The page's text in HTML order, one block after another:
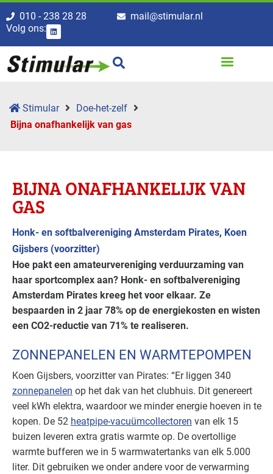
010 - 238 28 28
mail@stimular.nl
Volg ons:
Stimular
Doe-het-zelf
Bijna onafhankelijk van gas
BIJNA ONAFHANKELIJK VAN
GAS
Honk- en softbalvereniging Amsterdam Pirates, Koen
Gijsbers (voorzitter)
Hoe pakt een amateurvereniging verduurzaming van
haar sportcomplex aan? Honk- en softbalvereniging
Amsterdam Pirates kreeg het voor elkaar. Ze
bespaarden in 2 jaar 78% op de energiekosten en wisten
een CO2-reductie van 71% te realiseren.
ZONNEPANELEN EN WARMTEPOMPEN
Koen Gijsbers, voorzitter van Pirates: “Er liggen 340
zonnepanelen op het dak van het clubhuis. Dit genereert
veel kWh elektra, waardoor we minder energie hoeven in te
kopen. De 52 heatpipe-vacuümcollectoren van elk 15
buizen leveren extra gratis warmte op. De overtollige
warmte bufferen we in 5 warmwatertanks van elk 5.000
liter. Dit gebruiken we onder andere voor de verwarming